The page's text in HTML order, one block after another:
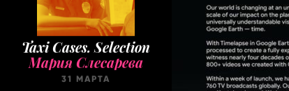
Taxi Cases. Selection
Мария Слесарева
31 МАРТА